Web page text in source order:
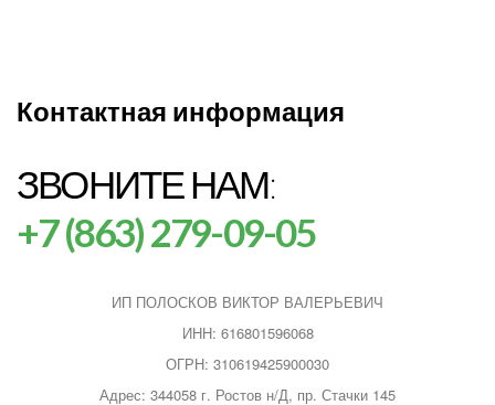
Контактная информация
ЗВОНИТЕ НАМ:
+7 (863) 279-09-05
ИП ПОЛОСКОВ ВИКТОР ВАЛЕРЬЕВИЧ
ИНН: 616801596068
ОГРН: 310619425900030
Адрес: 344058 г. Ростов н/Д, пр. Стачки 145